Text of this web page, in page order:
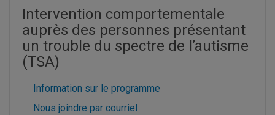
Intervention comportementale
auprès des personnes présentant
un trouble du spectre de l’autisme
(TSA)
Information sur le programme
Nous joindre par courriel